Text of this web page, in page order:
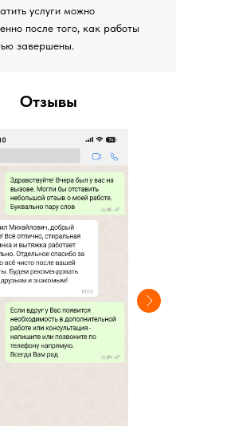
услуги можно
после того, как работы
завершены.
Отзывы